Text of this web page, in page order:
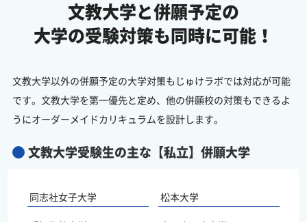
文教大学と併願予定の
大学の受験対策も同時に可能！
文教大学以外の併願予定の大学対策もじゅけラボでは対応が可能
です。文教大学を第一優先と定め、他の併願校の対策もできるよ
うにオーダーメイドカリキュラムを設計します。
文教大学受験生の主な【私立】併願大学
同志社女子大学 松本大学